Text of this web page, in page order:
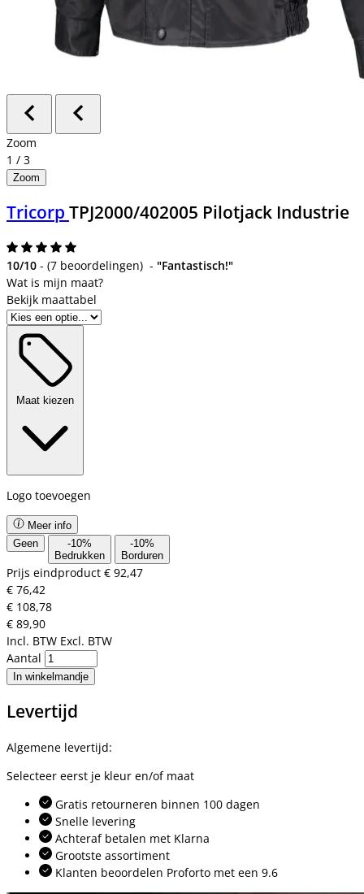
Zoom
1 / 3
Zoom
Tricorp TPJ2000/402005 Pilotjack Industrie
10/10 - (7 beoordelingen) - "Fantastisch!"
Bekijk maattabel
Maat kiezen
Logo toevoegen
Meer info
Geen
-10%
Bedrukken
-10%
Borduren
Prijs eindproduct € 92,47
€ 76,42
€ 108,78
€ 89,90
Incl. BTW Excl. BTW
Aantal
In winkelmandje
Levertijd
Algemene levertijd:
Selecteer eerst je kleur en/of maat
Gratis retourneren binnen 100 dagen
Snelle levering
Achteraf betalen met Klarna
Grootste assortiment
Klanten beoordelen Proforto met een 9.6